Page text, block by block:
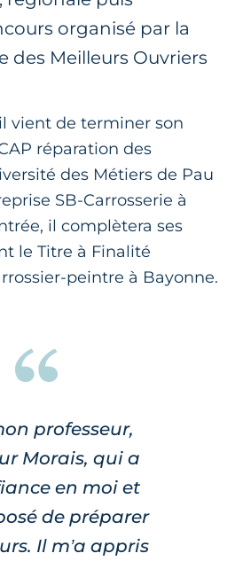
organisé par la
des Meilleurs Ouvriers
vient de terminer son
réparation des
des Métiers de Pau
SB-Carrosserie à
il complètera ses
le Titre à Finalité
peintre à Bayonne.
professeur,
Morais, qui a
en moi et
de préparer
Il m’a appris